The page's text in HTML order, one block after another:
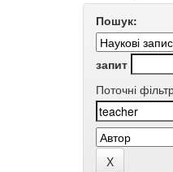
Пошук:
запит
Поточні